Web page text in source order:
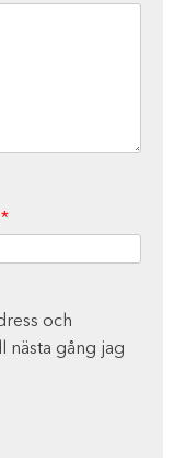
*
och
nästa gång jag